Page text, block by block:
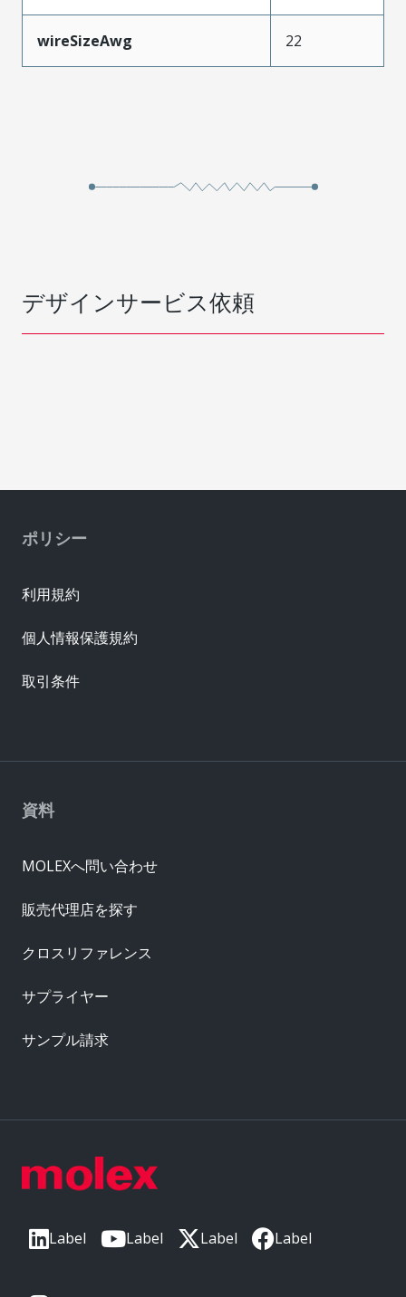
wireSizeAwg 22
デザインサービス依頼
Label Label Label Label
資料
MOLEXへ問い合わせ
販売代理店を探す
クロスリファレンス
サプライヤー
サンプル請求
ポリシー
利用規約
個人情報保護規約
取引条件